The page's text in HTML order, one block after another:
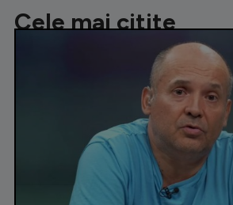
Cele mai citite